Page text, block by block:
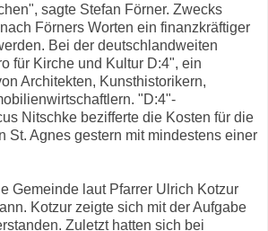
sagte Stefan Förner. Zwecks
Förners Worten ein finanzkräftiger
Bei der deutschlandweiten
für Kirche und Kultur D:4", ein
Architekten, Kunsthistorikern,
"D:4"-
Nitschke bezifferte die Kosten für die
St. Agnes gestern mit mindestens einer
Gemeinde laut Pfarrer Ulrich Kotzur
Kotzur zeigte sich mit der Aufgabe
Zuletzt hatten sich bei